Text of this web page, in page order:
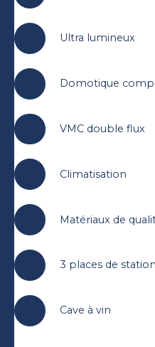
Ultra lumineux
Domotique
VMC double flux
Climatisation
Matériaux de
3 places de
Cave à vin